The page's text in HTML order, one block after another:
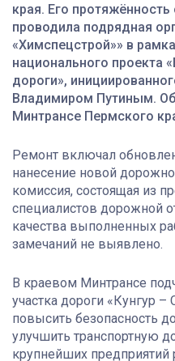
края. Его
проводила подрядная
«Химспецстрой»» в
национального проекта
дороги»,
Владимиром Путиным.
Минтрансе Пермского
Ремонт включал
нанесение новой
комиссия, состоящая из
специалистов дорожной
качества выполненных
замечаний не выявлено.
В краевом Минтрансе
участка дороги «Кунгур
повысить безопасность
улучшить транспортную
крупнейших предприятий